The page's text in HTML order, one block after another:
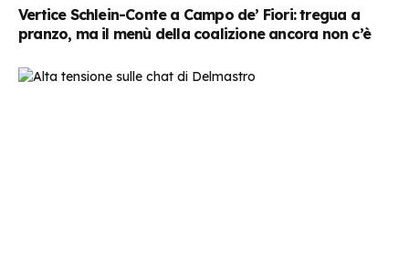
Vertice Schlein-Conte a Campo de’ Fiori: tregua a
pranzo, ma il menù della coalizione ancora non c’è